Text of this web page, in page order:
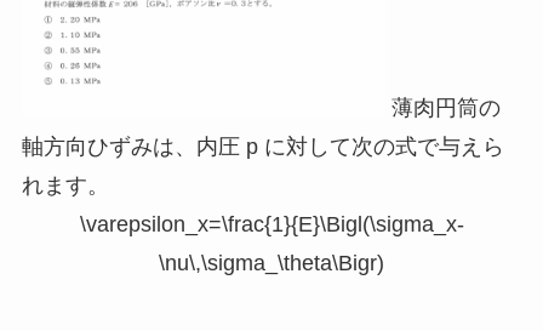
薄肉円筒の
軸方向ひずみは、内圧 pに対して次の式で与えら
れます。
\varepsilon_x=\frac{1}{E}\Bigl(\sigma_x-
\nu\,\sigma_\theta\Bigr)